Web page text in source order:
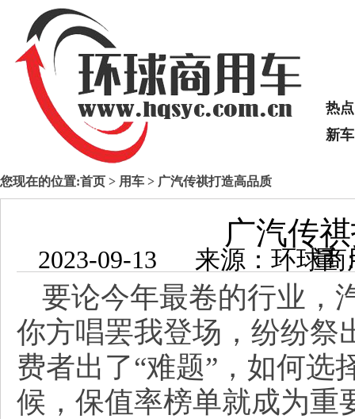
热点
新车
您现在的位置:首页 > 用车 > 广汽传祺打造高品质
广汽传
2023-09-13 来源：
要论今年最卷的行业，
你方唱罢我登场，纷纷祭
费者出了“难题”，如何选
候，保值率榜单就成为重